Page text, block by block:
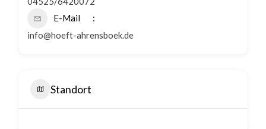
E-Mail
info@hoeft-ahrensboek.de
Standort